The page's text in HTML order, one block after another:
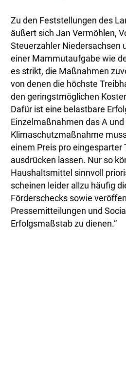
Zu den Feststellungen des
äußert sich Jan Vermöhlen,
Steuerzahler Niedersachsen
einer Mammutaufgabe wie
es strikt, die Maßnahmen
von denen die höchste
den geringstmöglichen
Dafür ist eine belastbare
Einzelmaßnahmen das A und
Klimaschutzmaßnahme
einem Preis pro eingesparter
ausdrücken lassen. Nur so
Haushaltsmittel sinnvoll
scheinen leider allzu häufig
Förderschecks sowie
Pressemitteilungen und
Erfolgsmaßstab zu dienen.“